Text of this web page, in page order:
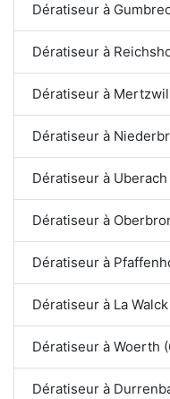
Dératiseur à
Dératiseur à
Dératiseur à
Dératiseur à
Dératiseur à
Dératiseur à
Dératiseur à
Dératiseur à La
Dératiseur à Woerth
Dératiseur à